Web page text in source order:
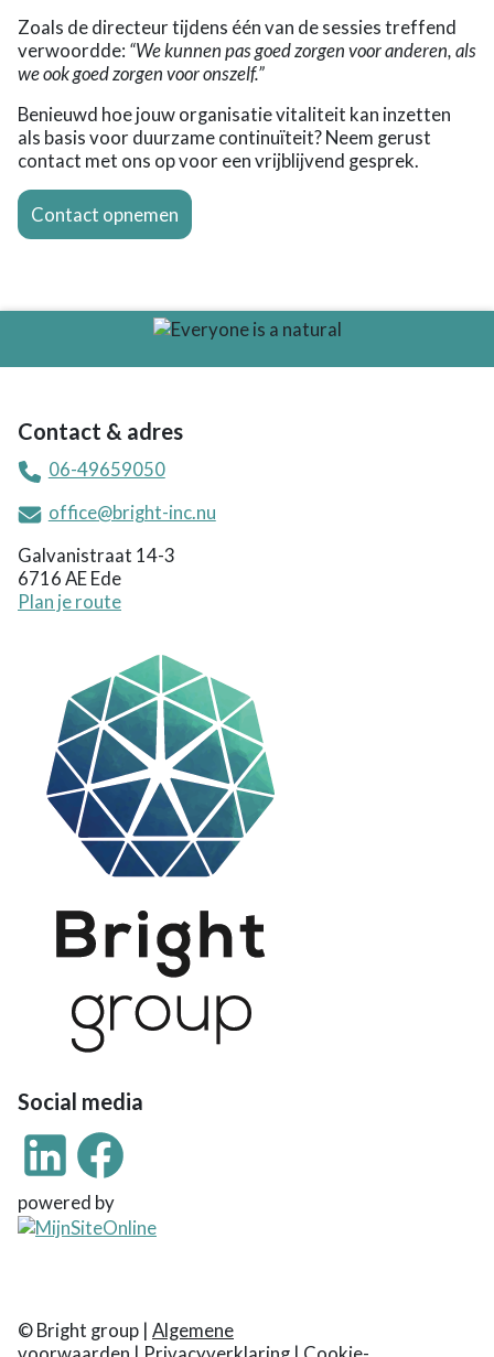
Zoals de directeur tijdens één van de sessies treffend
verwoordde: “We kunnen pas goed zorgen voor anderen, als
we ook goed zorgen voor onszelf.”
Benieuwd hoe jouw organisatie vitaliteit kan inzetten
als basis voor duurzame continuïteit? Neem gerust
contact met ons op voor een vrijblijvend gesprek.
Contact opnemen
Contact & adres
06-49659050
office@bright-inc.nu
Galvanistraat 14-3
6716 AE Ede
Plan je route
Social media
powered by
© Bright group | Algemene